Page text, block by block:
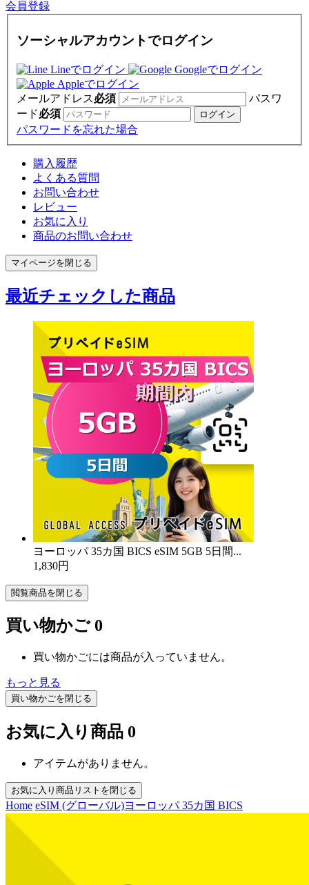
会員登録
ソーシャルアカウントでログイン
Lineでログイン
Googleでログイン
Appleでログイン
メールアドレス必須
パスワ
ード必須
パスワードを忘れた場合
購入履歴
よくある質問
お問い合わせ
レビュー
お気に入り
商品のお問い合わせ
マイページを閉じる
最近チェックした商品
ヨーロッパ 35カ国 BICS eSIM 5GB 5日間...
1,830円
閲覧商品を閉じる
買い物かご 0
買い物かごには商品が入っていません。
もっと見る
買い物かごを閉じる
お気に入り商品 0
アイテムがありません。
お気に入り商品リストを閉じる
Home eSIM (グローバル)ヨーロッパ 35カ国 BICS